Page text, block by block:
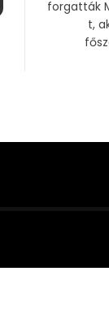
forgatták
t,